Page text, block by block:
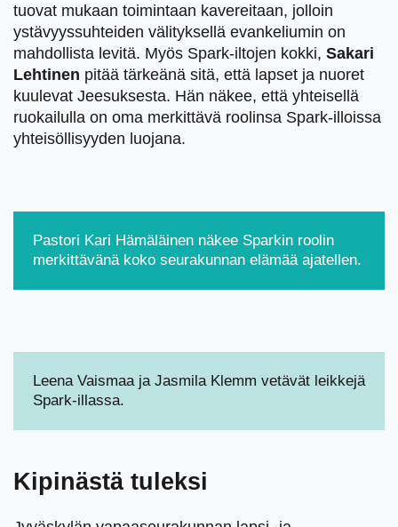
tuovat mukaan toimintaan kavereitaan, jolloin
ystävyyssuhteiden välityksellä evankeliumin on
mahdollista levitä. Myös Spark-iltojen kokki, Sakari
Lehtinen pitää tärkeänä sitä, että lapset ja nuoret
kuulevat Jeesuksesta. Hän näkee, että yhteisellä
ruokailulla on oma merkittävä roolinsa Spark-illoissa
yhteisöllisyyden luojana.
Pastori Kari Hämäläinen näkee Sparkin roolin
merkittävänä koko seurakunnan elämää ajatellen.
Leena Vaismaa ja Jasmila Klemm vetävät leikkejä
Spark-illassa.
Kipinästä tuleksi